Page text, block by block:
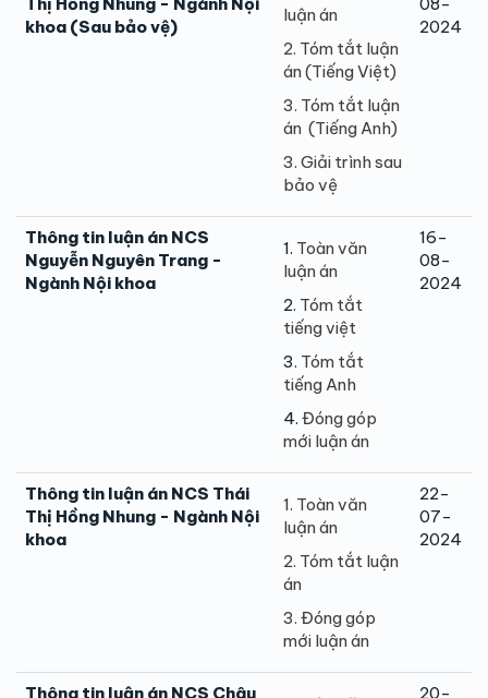
khoa (Sau bảo vệ)
luận án
2. Tóm tắt luận
án(Tiếng Việt)
3. Tóm tắt luận
án (Tiếng Anh)
3. Giải trình sau
bảo vệ
2024
Thông tin luận án NCS
Nguyễn Nguyên Trang -
Ngành Nội khoa
1. Toàn văn
luận án
2. Tóm tắt
tiếng việt
3. Tóm tắt
tiếng Anh
4. Đóng góp
mới luận án
16-
08-
2024
Thông tin luận án NCS Thái
Thị Hồng Nhung - Ngành Nội
khoa
1. Toàn văn
luận án
2. Tóm tắt luận
án
3. Đóng góp
mới luận án
22-
07-
2024
Thông tin luận án NCS Châu
20-